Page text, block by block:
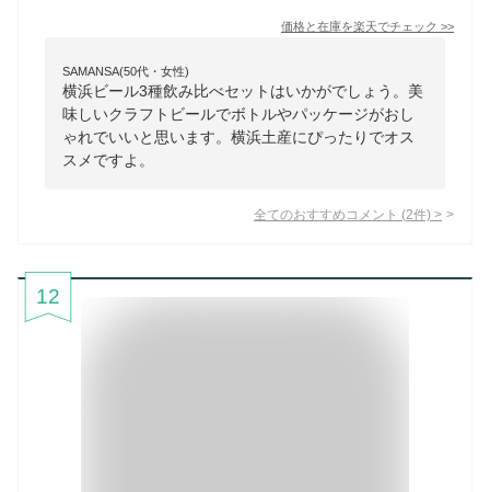
価格と在庫を楽天でチェック >>
SAMANSA(50代・女性)
横浜ビール3種飲み比べセットはいかがでしょう。美
味しいクラフトビールでボトルやパッケージがおし
ゃれでいいと思います。横浜土産にぴったりでオス
スメですよ。
全てのおすすめコメント (2件) >
12